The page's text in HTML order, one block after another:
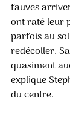
fauves
ont raté leur
parfois au
redécoller.
quasiment
explique
du centre.